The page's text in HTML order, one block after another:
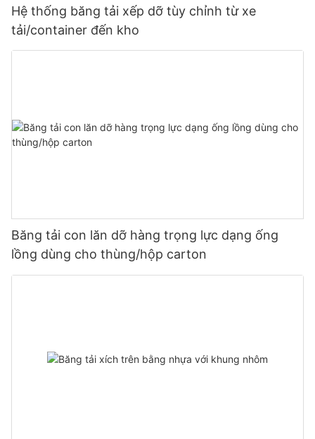
Hệ thống băng tải xếp dỡ tùy chỉnh từ xe
tải/container đến kho
Băng tải con lăn dỡ hàng trọng lực dạng ống
lồng dùng cho thùng/hộp carton